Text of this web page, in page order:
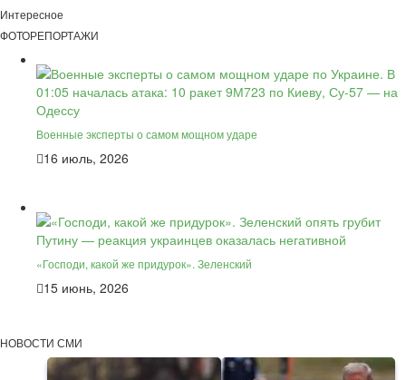
Интересное
ФОТОРЕПОРТАЖИ
Военные эксперты о самом мощном ударе
16 июль, 2026
«Господи, какой же придурок». Зеленский
15 июнь, 2026
НОВОСТИ СМИ